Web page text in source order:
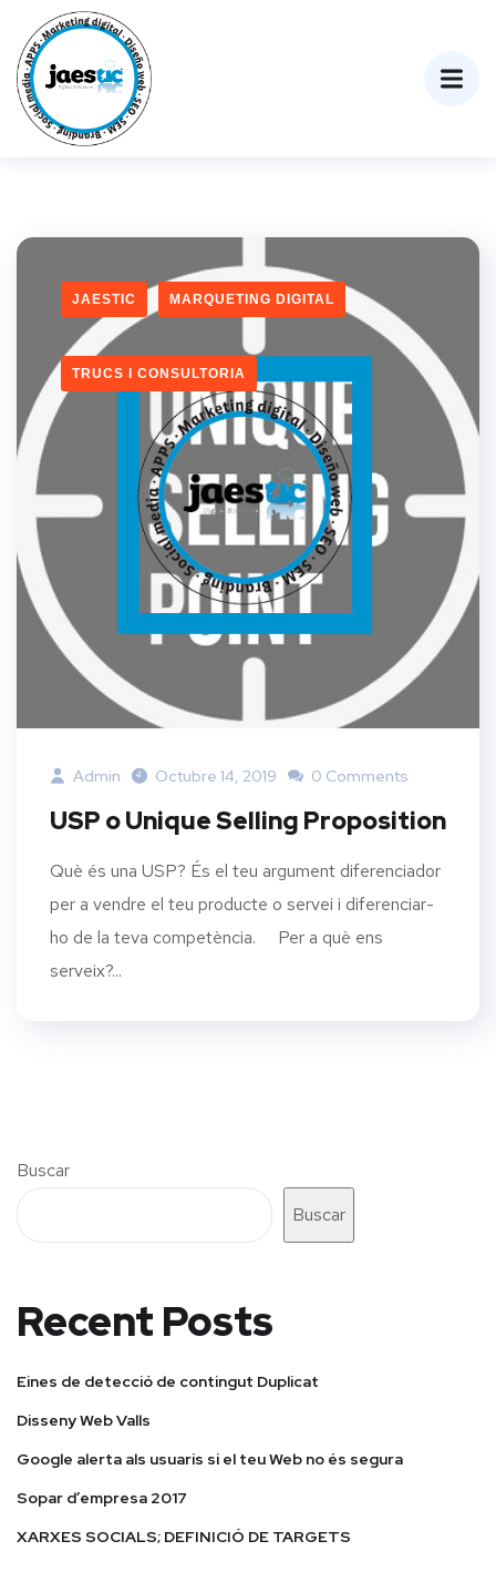
JAESTIC MARQUETING DIGITAL
TRUCS I CONSULTORIA
Admin Octubre 14, 2019 0 Comments
USP o Unique Selling Proposition
Què és una USP? És el teu argument diferenciador
per a vendre el teu producte o servei i diferenciar-
ho de la teva competència. Per a què ens
serveix?...
Buscar
Buscar
Recent Posts
Eines de detecció de contingut Duplicat
Disseny Web Valls
Google alerta als usuaris si el teu Web no és segura
Sopar d’empresa 2017
XARXES SOCIALS; DEFINICIÓ DE TARGETS